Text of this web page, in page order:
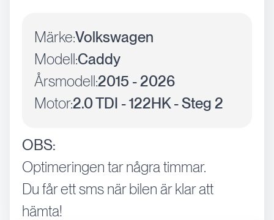
Märke:Volkswagen
Modell:Caddy
Årsmodell:2015 - 2026
Motor:2.0 TDI - 122HK - Steg 2
OBS:
Optimeringen tar några timmar.
Du får ett sms när bilen är klar att
hämta!